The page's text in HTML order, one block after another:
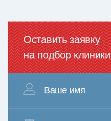
Оставить заявку
на подбор клиники
Ваше имя